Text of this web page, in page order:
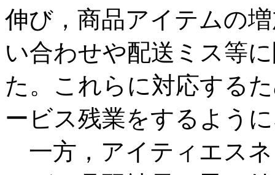
伸び，商品アイテムの
い合わせや配送ミス等
た。これらに対応する
ービス残業をするよう
一方，アイティエス